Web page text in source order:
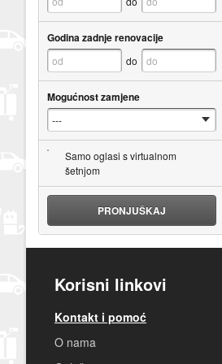
Godina zadnje renovacije
do
Mogućnost zamjene
Samo oglasi s virtualnom
šetnjom
PRONJUŠKAJ
Korisni linkovi
Kontakt i pomoć
O nama